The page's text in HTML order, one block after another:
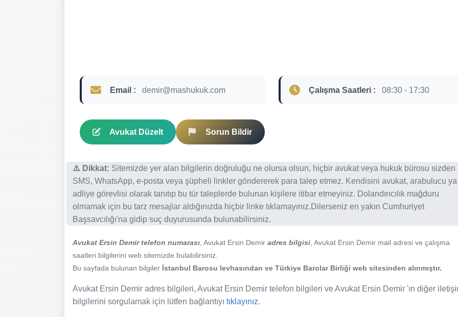
Email : demir@mashukuk.com Çalışma Saatleri : 08:30 - 17:30
Avukat Düzelt Sorun Bildir
⚠️ Dikkat: Sitemizde yer alan bilgilerin doğruluğu ne olursa olsun, hiçbir avukat veya hukuk bürosu sizden
SMS, WhatsApp, e-posta veya şüpheli linkler göndererek para talep etmez. Kendisini avukat, arabulucu
adliye görevlisi olarak tanıtıp bu tür taleplerde bulunan kişilere itibar etmeyiniz. Dolandırıcılık mağduru
olmamak için bu tarz mesajlar aldığınızda hiçbir linke tıklamayınız.Dilerseniz en yakın Cumhuriyet
Başsavcılığı'na gidip suç duyurusunda bulunabilirsiniz.
Avukat Ersin Demir telefon numarası , Avukat Ersin Demir adres bilgisi , Avukat Ersin Demir mail adresi ve çalışma
saatleri bilgilerini web sitemizde bulabilirsiniz.
Bu sayfada bulunan bilgiler İstanbul Barosu levhasından ve Türkiye Barolar Birliği web sitesinden alınmıştır.
Avukat Ersin Demir adres bilgileri, Avukat Ersin Demir telefon bilgileri ve Avukat Ersin Demir 'ın diğer
bilgilerini sorgulamak için lütfen bağlantıyı tıklayınız.